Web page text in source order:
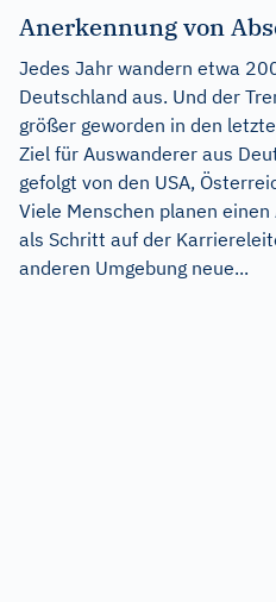
Anerkennung von
Jedes Jahr wandern etwa
Deutschland aus. Und der
größer geworden in den
Ziel für Auswanderer aus
gefolgt von den USA,
Viele Menschen planen
als Schritt auf der
anderen Umgebung neue...